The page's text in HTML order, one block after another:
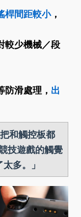
桿間距較小，
少機械／段
滑處理， 出
和觸控板都
技遊戲的觸覺
多。」